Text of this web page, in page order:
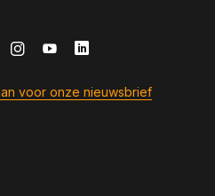
voor onze nieuwsbrief